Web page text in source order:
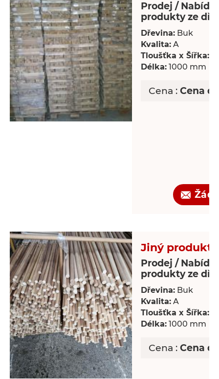
Prodej /
produkty ze
Dřevina: Buk
Kvalita: A
Tloušťka x Šířka:
Délka: 1000 mm
Cena : Cena
Jiný produkt
Prodej /
produkty ze
Dřevina: Buk
Kvalita: A
Tloušťka x Šířka:
Délka: 1000 mm
Cena : Cena